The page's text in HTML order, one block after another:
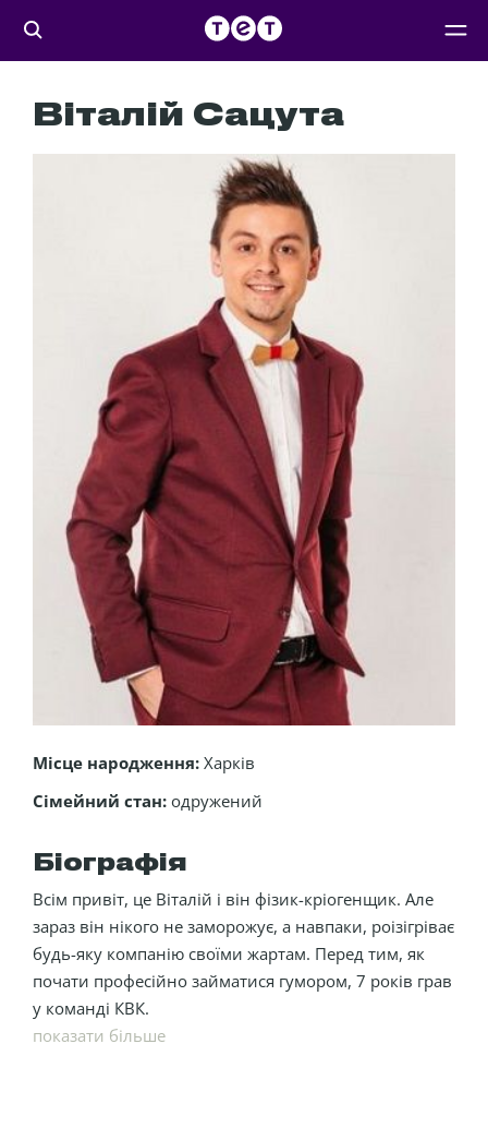
Віталій Сацута
Місце народження: Харків
Сімейний стан: одружений
Біографія
Всім привіт, це Віталій і він фізик-кріогенщик. Але
зараз він нікого не заморожує, а навпаки, роізігріває
будь-яку компанію своїми жартам. Перед тим, як
почати професійно займатися гумором, 7 років грав
у команді КВК.
показати більше